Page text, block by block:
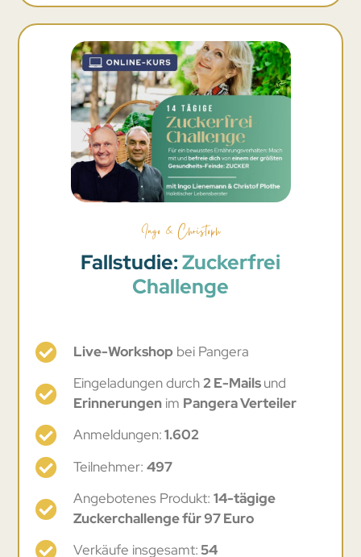
Ingo & Christoph
Fallstudie:Zuckerfrei
Challenge
Live-Workshop bei Pangera
Eingeladungen durch2 E-Mailsund
Erinnerungen im Pangera Verteiler
Anmeldungen:1.602
Teilnehmer:497
Angebotenes Produkt:14-tägige
Zuckerchallenge für 97 Euro
Verkäufe insgesamt: 54